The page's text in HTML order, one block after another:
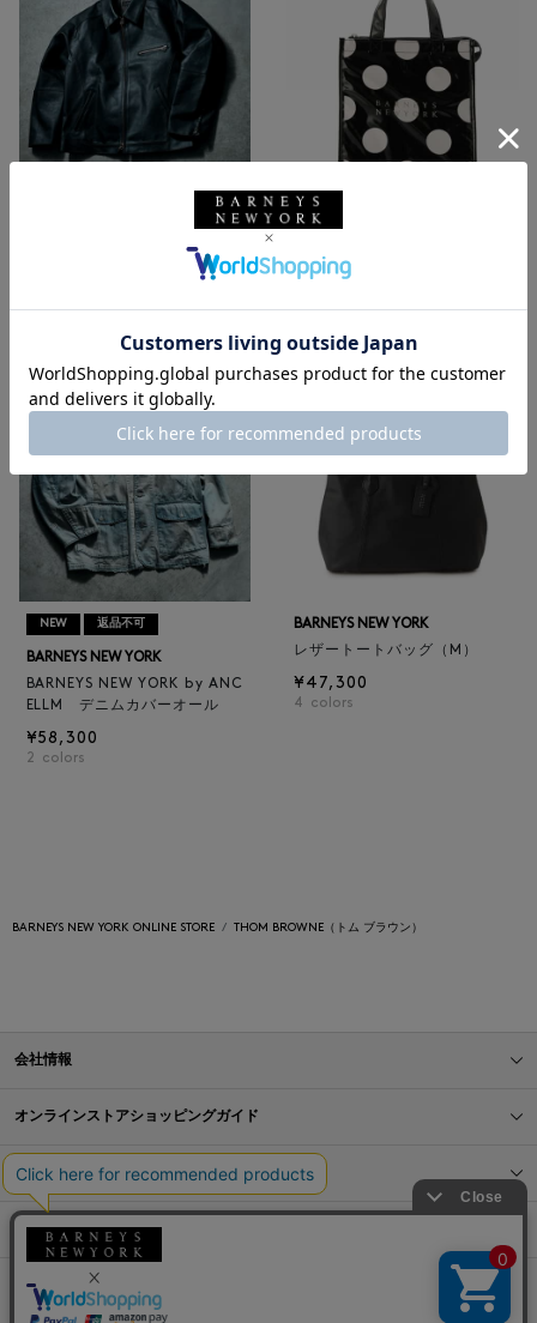
BARNEYS NEW YORK by ANC
NEW
BARNEYS NEW YORK
ロゴ入りPVC保冷トートバッ
¥6,600
NEW 返品不可
BARNEYS NEW YORK
BARNEYS NEW YORK by ANC
ELLM デニムカバーオール
¥58,300
2 colors
BARNEYS NEW YORK
レザートートバッグ（M）
¥47,300
4 colors
BARNEYS NEW YORK ONLINE STORE THOM BROWNE（トム ブラウン）
会社情報
オンラインストアショッピングガイド
店舗情報
サービス